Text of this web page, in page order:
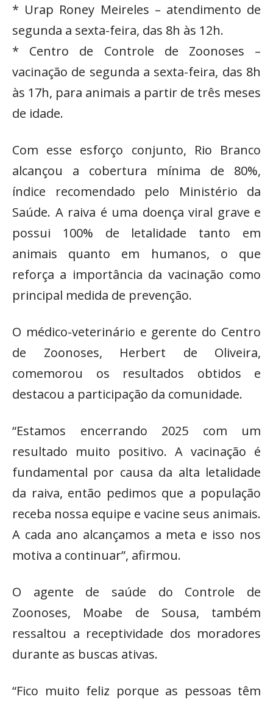
* Urap Roney Meireles – atendimento de
segunda a sexta-feira, das 8h às 12h.
* Centro de Controle de Zoonoses –
vacinação de segunda a sexta-feira, das 8h
às 17h, para animais a partir de três meses
de idade.
Com esse esforço conjunto, Rio Branco
alcançou a cobertura mínima de 80%,
índice recomendado pelo Ministério da
Saúde. A raiva é uma doença viral grave e
possui 100% de letalidade tanto em
animais quanto em humanos, o que
reforça a importância da vacinação como
principal medida de prevenção.
O médico-veterinário e gerente do Centro
de Zoonoses, Herbert de Oliveira,
comemorou os resultados obtidos e
destacou a participação da comunidade.
“Estamos encerrando 2025 com um
resultado muito positivo. A vacinação é
fundamental por causa da alta letalidade
da raiva, então pedimos que a população
receba nossa equipe e vacine seus animais.
A cada ano alcançamos a meta e isso nos
motiva a continuar”, afirmou.
O agente de saúde do Controle de
Zoonoses, Moabe de Sousa, também
ressaltou a receptividade dos moradores
durante as buscas ativas.
“Fico muito feliz porque as pessoas têm